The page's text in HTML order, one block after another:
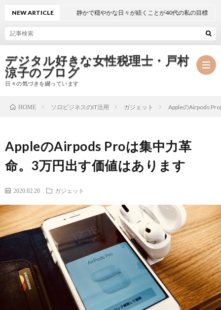
デジタル好きな女性税理士・戸村
涼子のブログ
日々の気づきを綴っています
ー
ル
HP
マ
ガ
筆
セ
ミ
ナ
ー・
NEW ARTICLE 静かで穏やかな日々が続くことが40代の私の目標
HOME ソロビジネスのIT活用 ガジェット AppleのAirpods
AppleのAirpods Proは集中力革
命。3万円出す価値はあります
2020.02.20 ガジェット